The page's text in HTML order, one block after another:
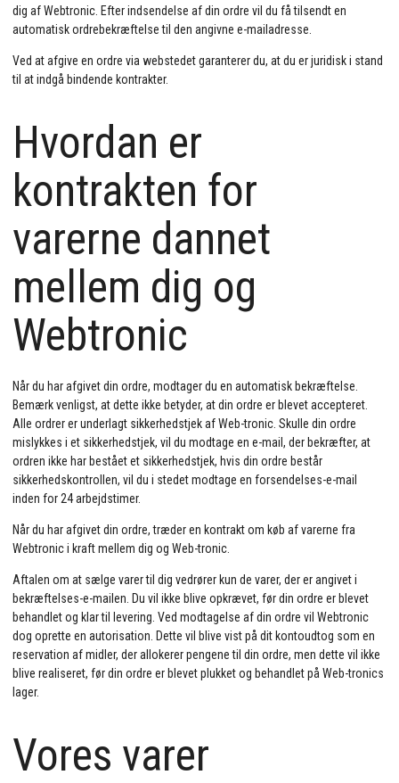
dig af Webtronic. Efter indsendelse af din ordre vil du få tilsendt en
automatisk ordrebekræftelse til den angivne e-mailadresse.
Ved at afgive en ordre via webstedet garanterer du, at du er juridisk i stand
til at indgå bindende kontrakter.
Hvordan er
kontrakten for
varerne dannet
mellem dig og
Webtronic
Når du har afgivet din ordre, modtager du en automatisk bekræftelse.
Bemærk venligst, at dette ikke betyder, at din ordre er blevet accepteret.
Alle ordrer er underlagt sikkerhedstjek af Web-tronic. Skulle din ordre
mislykkes i et sikkerhedstjek, vil du modtage en e-mail, der bekræfter, at
ordren ikke har bestået et sikkerhedstjek, hvis din ordre består
sikkerhedskontrollen, vil du i stedet modtage en forsendelses-e-mail
inden for 24 arbejdstimer.
Når du har afgivet din ordre, træder en kontrakt om køb af varerne fra
Webtronic i kraft mellem dig og Web-tronic.
Aftalen om at sælge varer til dig vedrører kun de varer, der er angivet i
bekræftelses-e-mailen. Du vil ikke blive opkrævet, før din ordre er blevet
behandlet og klar til levering. Ved modtagelse af din ordre vil Webtronic
dog oprette en autorisation. Dette vil blive vist på dit kontoudtog som en
reservation af midler, der allokerer pengene til din ordre, men dette vil ikke
blive realiseret, før din ordre er blevet plukket og behandlet på Web-tronics
lager.
Vores varer